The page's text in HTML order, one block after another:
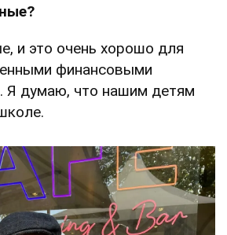
и это очень хорошо для
финансовыми
Я думаю, что нашим детям